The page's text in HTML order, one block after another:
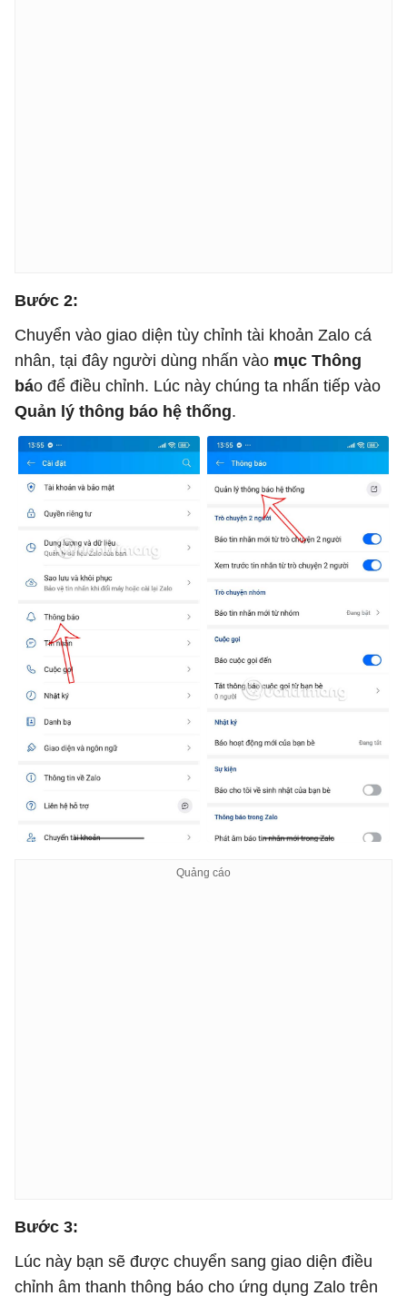
Bước 2:
Chuyển vào giao diện tùy chỉnh tài khoản Zalo cá
nhân, tại đây người dùng nhấn vào mục Thông
báo để điều chỉnh. Lúc này chúng ta nhấn tiếp vào
Quản lý thông báo hệ thống.
Bước 3:
Lúc này bạn sẽ được chuyển sang giao diện điều
chỉnh âm thanh thông báo cho ứng dụng Zalo trên